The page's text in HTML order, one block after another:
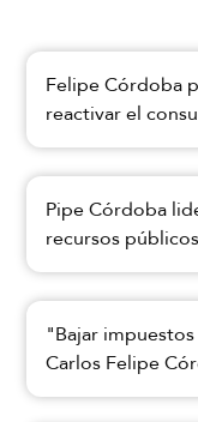
Felipe Córdoba
reactivar el
Pipe Córdoba
recursos
su gestión
"Bajar
Carlos Felipe